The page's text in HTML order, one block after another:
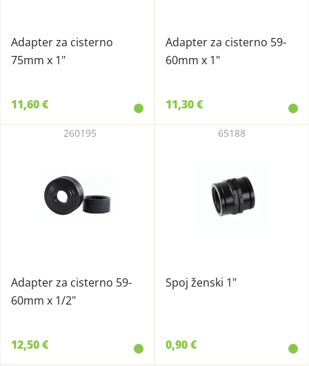
Adapter za cisterno
75mm x 1"
11,60 €
Adapter za cisterno 59-
60mm x 1"
11,30 €
Adapter za cisterno 59-
60mm x 1/2"
260195
12,50 €
Spoj ženski 1"
65188
0,90 €